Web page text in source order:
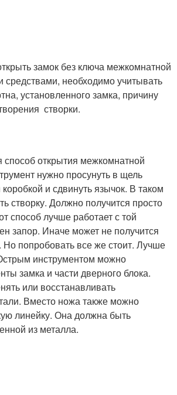
замок без ключа межкомнатной
необходимо учитывать
установленного замка, причину
створки.
открытия межкомнатной
нужно просунуть в щель
и сдвинуть язычок. В таком
створку. Должно получится просто
способ лучше работает с той
запор. Иначе может не получится
Но попробовать все же стоит. Лучше
инструментом можно
замка и части дверного блока.
или восстанавливать
Вместо ножа также можно
линейку. Она должна быть
из металла.